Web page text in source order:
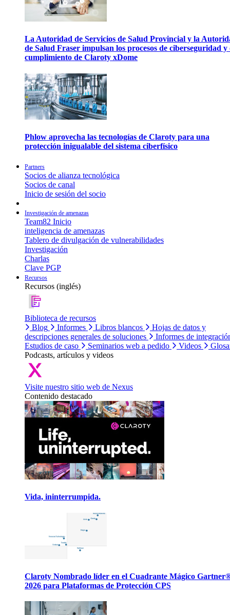
La Autoridad de Servicios de Salud Provincial y la
de Salud Fraser impulsan los procesos de ciberseguridad y
cumplimiento de Claroty xDome
Phlow aprovecha las tecnologías de Claroty para una
protección inigualable del sistema ciberfísico
Partners
Socios de alianza tecnológica
Socios de canal
Inicio de sesión del socio
Investigación de amenazas
Team82 Inicio
inteligencia de amenazas
Tablero de divulgación de vulnerabilidades
Investigación
Charlas
Clave PGP
Recursos
Recursos (inglés)
Biblioteca de recursos
Blog
Informes Libros blancos
Hojas de datos y
descripciones generales de soluciones
Informes de
Estudios de caso
Seminarios web a pedido Videos
Podcasts, artículos y videos
Visite nuestro sitio web de Nexus
Contenido destacado
Vida, ininterrumpida.
Claroty Nombrado líder en el Cuadrante Mágico
2026 para Plataformas de Protección CPS